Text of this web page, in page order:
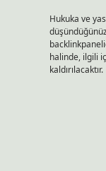
Hukuka ve
halinde, ilgili
kaldırılacaktır.